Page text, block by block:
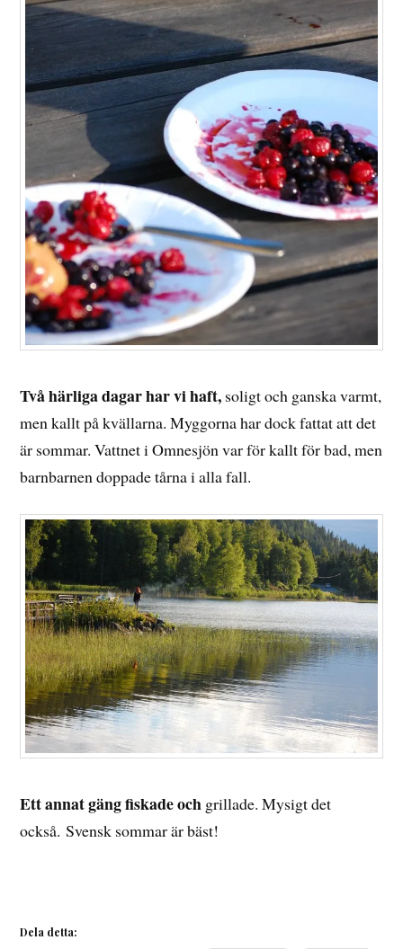
Två härliga dagar har vi haft, soligt och ganska varmt,
men kallt på kvällarna. Myggorna har dock fattat att det
är sommar. Vattnet i Omnesjön var för kallt för bad, men
barnbarnen doppade tårna i alla fall.
Ett annat gäng fiskade och grillade. Mysigt det
också. Svensk sommar är bäst!
Dela detta: